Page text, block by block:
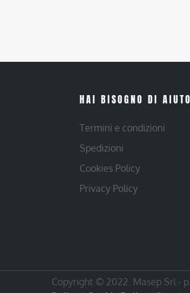
HAI BISOGNO DI
Termini e condizioni
Spedizioni
Cookies Policy
Privacy Policy
Copyright © 2022. Masep Srl -